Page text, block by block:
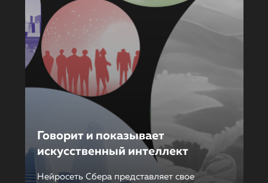
Говорит и показывает
искусственный интеллект
Нейросеть Сбера представляет свое